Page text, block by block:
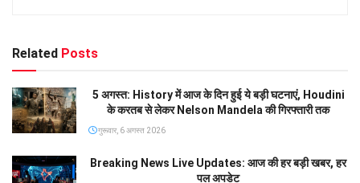
Related Posts
5 अगस्त: History में आज के दिन हुई ये बड़ी घटनाएं, Houdini
के करतब से लेकर Nelson Mandela की गिरफ्तारी तक
गुरूवार, 6 अगस्त 2026
Breaking News Live Updates: आज की हर बड़ी खबर, हर
पल अपडेट